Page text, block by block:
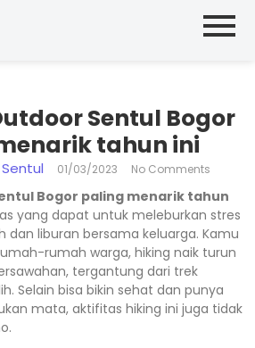
Sentul Bogor
tahun ini
01/03/2023 No Comments
Bogor paling menarik tahun
yang dapat untuk meleburkan stres
dan liburan bersama keluarga. Kamu
rumah warga, hiking naik turun
tergantung dari trek
Selain bisa bikin sehat dan punya
mata, aktifitas hiking ini juga tidak